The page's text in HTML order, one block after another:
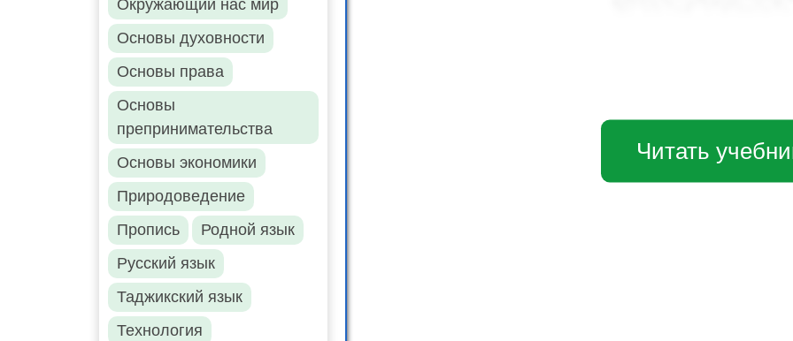
Окружающий нас мир
Основы духовности
Основы права
Основы
препринимательства
Основы экономики
Природоведение
Пропись
Родной язык
Русский язык
Таджикский язык
Технология
Читать